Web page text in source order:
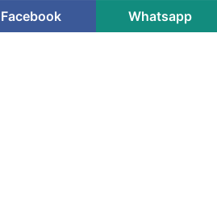
Facebook Whatsapp